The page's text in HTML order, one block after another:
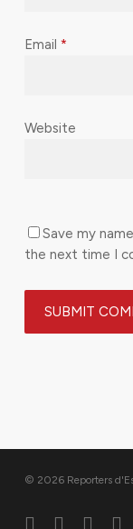
Email *
Website
Save my
the next time I
© 2026 Reporters
twitter facebooklinkedin